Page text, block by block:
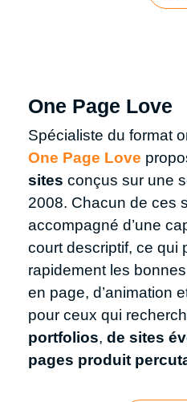
One Page Love
Spécialiste du format
One Page Love
sites conçus sur une
2008. Chacun de ces
accompagné d’une
court descriptif, ce qui
rapidement les
en page, d’animation
pour ceux qui
portfolios, de sites
pages produit